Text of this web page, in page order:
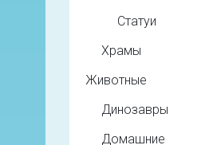
Статуи
Храмы
Животные
Динозавры
Домашние